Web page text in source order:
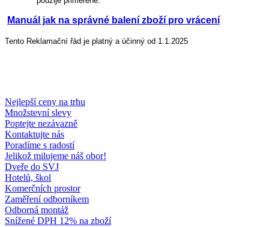
Manuál jak na správné balení zboží pro vrácení
Tento Reklamační řád je platný a účinný od 1.1.2025
Nejlepší ceny na trhu
Množstevní slevy
Poptejte nezávazně
Kontaktujte nás
Poradíme s radostí
Jelikož milujeme náš obor!
Dveře do SVJ
Hotelů, škol
Komerčních prostor
Zaměření odborníkem
Odborná montáž
Snížené DPH 12% na zboží